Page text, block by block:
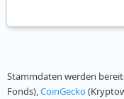
Stammdaten werden
Fonds),CoinGecko